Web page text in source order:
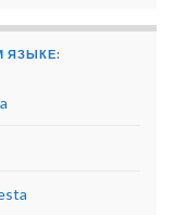
ЯЗЫКЕ: